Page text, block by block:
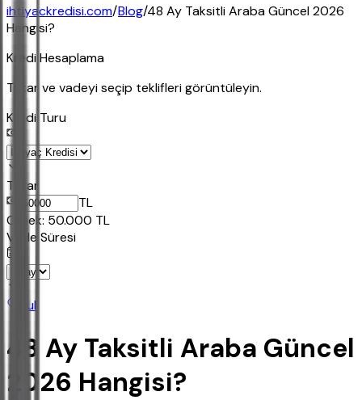
ihtiyackredisi.com/Blog/48 Ay Taksitli Araba Güncel 2026
Hangisi?
Kredi Hesaplama
Tutar ve vadeyi seçip teklifleri görüntüleyin.
Kredi Turu
Tutar
TL
Ornek: 50.000 TL
Vade Süresi
Bul
48 Ay Taksitli Araba Güncel
2026 Hangisi?